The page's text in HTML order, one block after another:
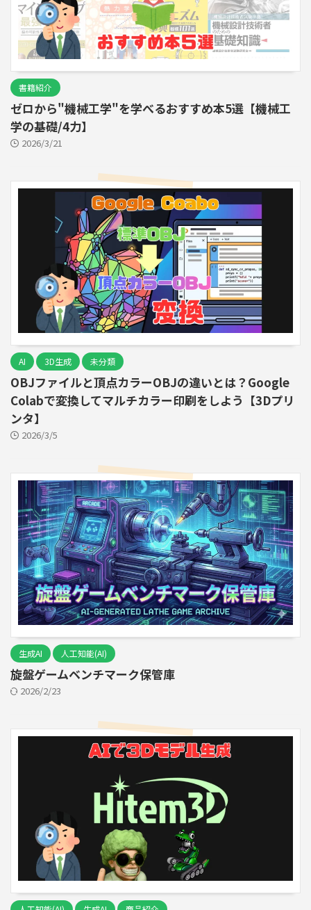
書籍紹介
ゼロから"機械工学"を学べるおすすめ本5選【機械工
学の基礎/4力】
2026/3/21
AI 3D生成 未分類
OBJファイルと頂点カラーOBJの違いとは？Google
Colabで変換してマルチカラー印刷をしよう【3Dプリ
ンタ】
2026/3/5
生成AI 人工知能(AI)
旋盤ゲームベンチマーク保管庫
2026/2/23